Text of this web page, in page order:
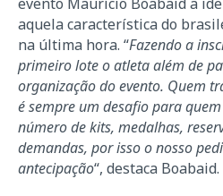
aquela característica do
na última hora. “Fazendo a
primeiro lote o atleta além de
organização do evento. Quem
é sempre um desafio para
número de kits, medalhas,
demandas, por isso o nosso
antecipação“, destaca Boabaid.